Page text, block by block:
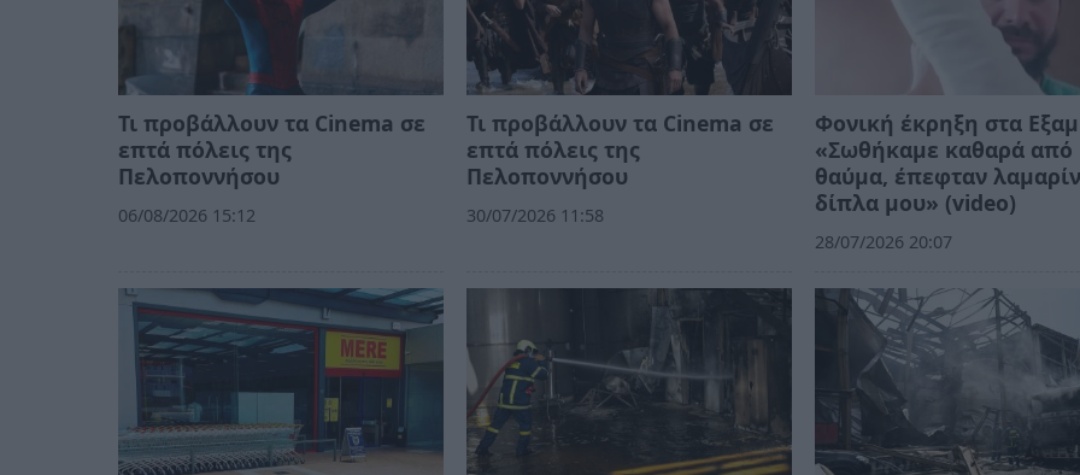
Τι προβάλλουν τα Cinema σε
επτά πόλεις της
Πελοποννήσου
06/08/2026 15:12
Τι προβάλλουν τα Cinema σε
επτά πόλεις της
Πελοποννήσου
30/07/2026 11:58
Φονική έκρηξη στα
«Σωθήκαμε καθαρά από
θαύμα, έπεφταν
δίπλα μου» (video)
28/07/2026 20:07